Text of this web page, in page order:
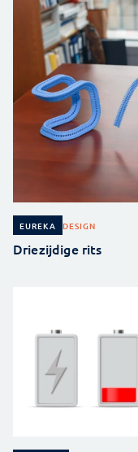
EUREKA DESIGN
Driezijdige rits